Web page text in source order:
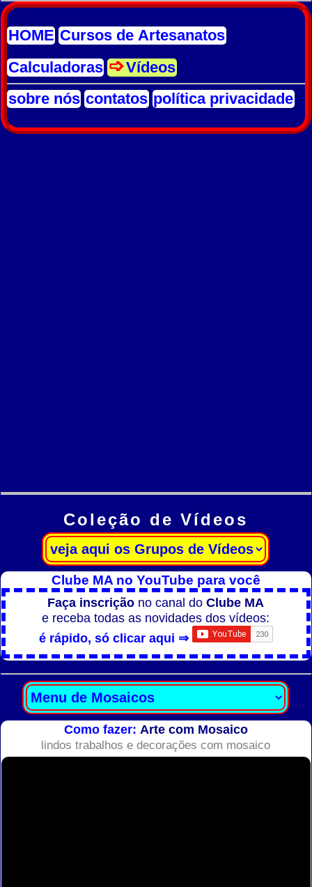
HOME Cursos de Artesanatos
Calculadoras
Vídeos
sobre nós contatos política privacidade
Coleção de Vídeos
Clube MA no YouTube para você
Faça inscrição no canal doClube MA
e receba todas as novidades dos vídeos:
é rápido, só clicar aqui ⇒
Como fazer: Arte com Mosaico
lindos trabalhos e decorações com mosaico